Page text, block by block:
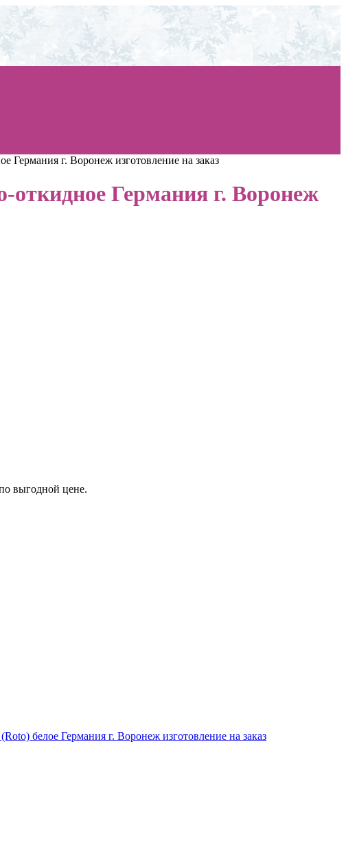
Германия г. Воронеж изготовление на заказ
откидное Германия г. Воронеж
выгодной цене.
белое Германия г. Воронеж изготовление на заказ